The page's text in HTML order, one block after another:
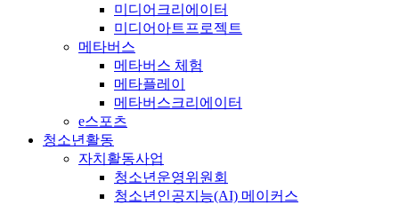
미디어크리에이터
미디어아트프로젝트
메타버스
메타버스 체험
메타플레이
메타버스크리에이터
e스포츠
청소년활동
자치활동사업
청소년운영위원회
청소년인공지능(AI) 메이커스